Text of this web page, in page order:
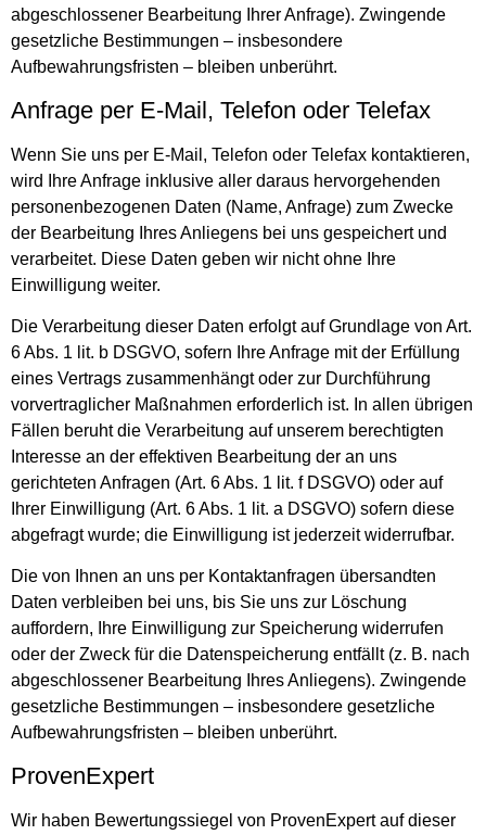
abgeschlossener Bearbeitung Ihrer Anfrage). Zwingende
gesetzliche Bestimmungen – insbesondere
Aufbewahrungsfristen – bleiben unberührt.
Anfrage per E-Mail, Telefon oder Telefax
Wenn Sie uns per E-Mail, Telefon oder Telefax kontaktieren,
wird Ihre Anfrage inklusive aller daraus hervorgehenden
personenbezogenen Daten (Name, Anfrage) zum Zwecke
der Bearbeitung Ihres Anliegens bei uns gespeichert und
verarbeitet. Diese Daten geben wir nicht ohne Ihre
Einwilligung weiter.
Die Verarbeitung dieser Daten erfolgt auf Grundlage von Art.
6 Abs. 1 lit. b DSGVO, sofern Ihre Anfrage mit der Erfüllung
eines Vertrags zusammenhängt oder zur Durchführung
vorvertraglicher Maßnahmen erforderlich ist. In allen übrigen
Fällen beruht die Verarbeitung auf unserem berechtigten
Interesse an der effektiven Bearbeitung der an uns
gerichteten Anfragen (Art. 6 Abs. 1 lit. f DSGVO) oder auf
Ihrer Einwilligung (Art. 6 Abs. 1 lit. a DSGVO) sofern diese
abgefragt wurde; die Einwilligung ist jederzeit widerrufbar.
Die von Ihnen an uns per Kontaktanfragen übersandten
Daten verbleiben bei uns, bis Sie uns zur Löschung
auffordern, Ihre Einwilligung zur Speicherung widerrufen
oder der Zweck für die Datenspeicherung entfällt (z. B. nach
abgeschlossener Bearbeitung Ihres Anliegens). Zwingende
gesetzliche Bestimmungen – insbesondere gesetzliche
Aufbewahrungsfristen – bleiben unberührt.
ProvenExpert
Wir haben Bewertungssiegel von ProvenExpert auf dieser